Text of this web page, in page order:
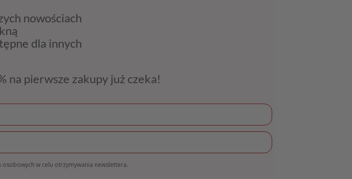
nowościach
dla innych
na pierwsze zakupy już czeka!
w celu otrzymywania newslettera.